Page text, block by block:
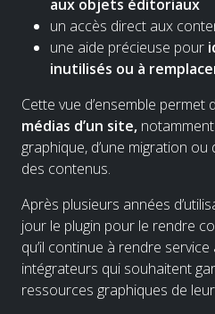
aux objets éditoriaux
un accès direct aux
une aide précieuse pour
inutilisés ou à
Cette vue d’ensemble permet
médias d’un site,
graphique, d’une migration ou
des contenus.
Après plusieurs années
jour le plugin pour le rendre
qu’il continue à rendre
intégrateurs qui souhaitent
ressources graphiques de